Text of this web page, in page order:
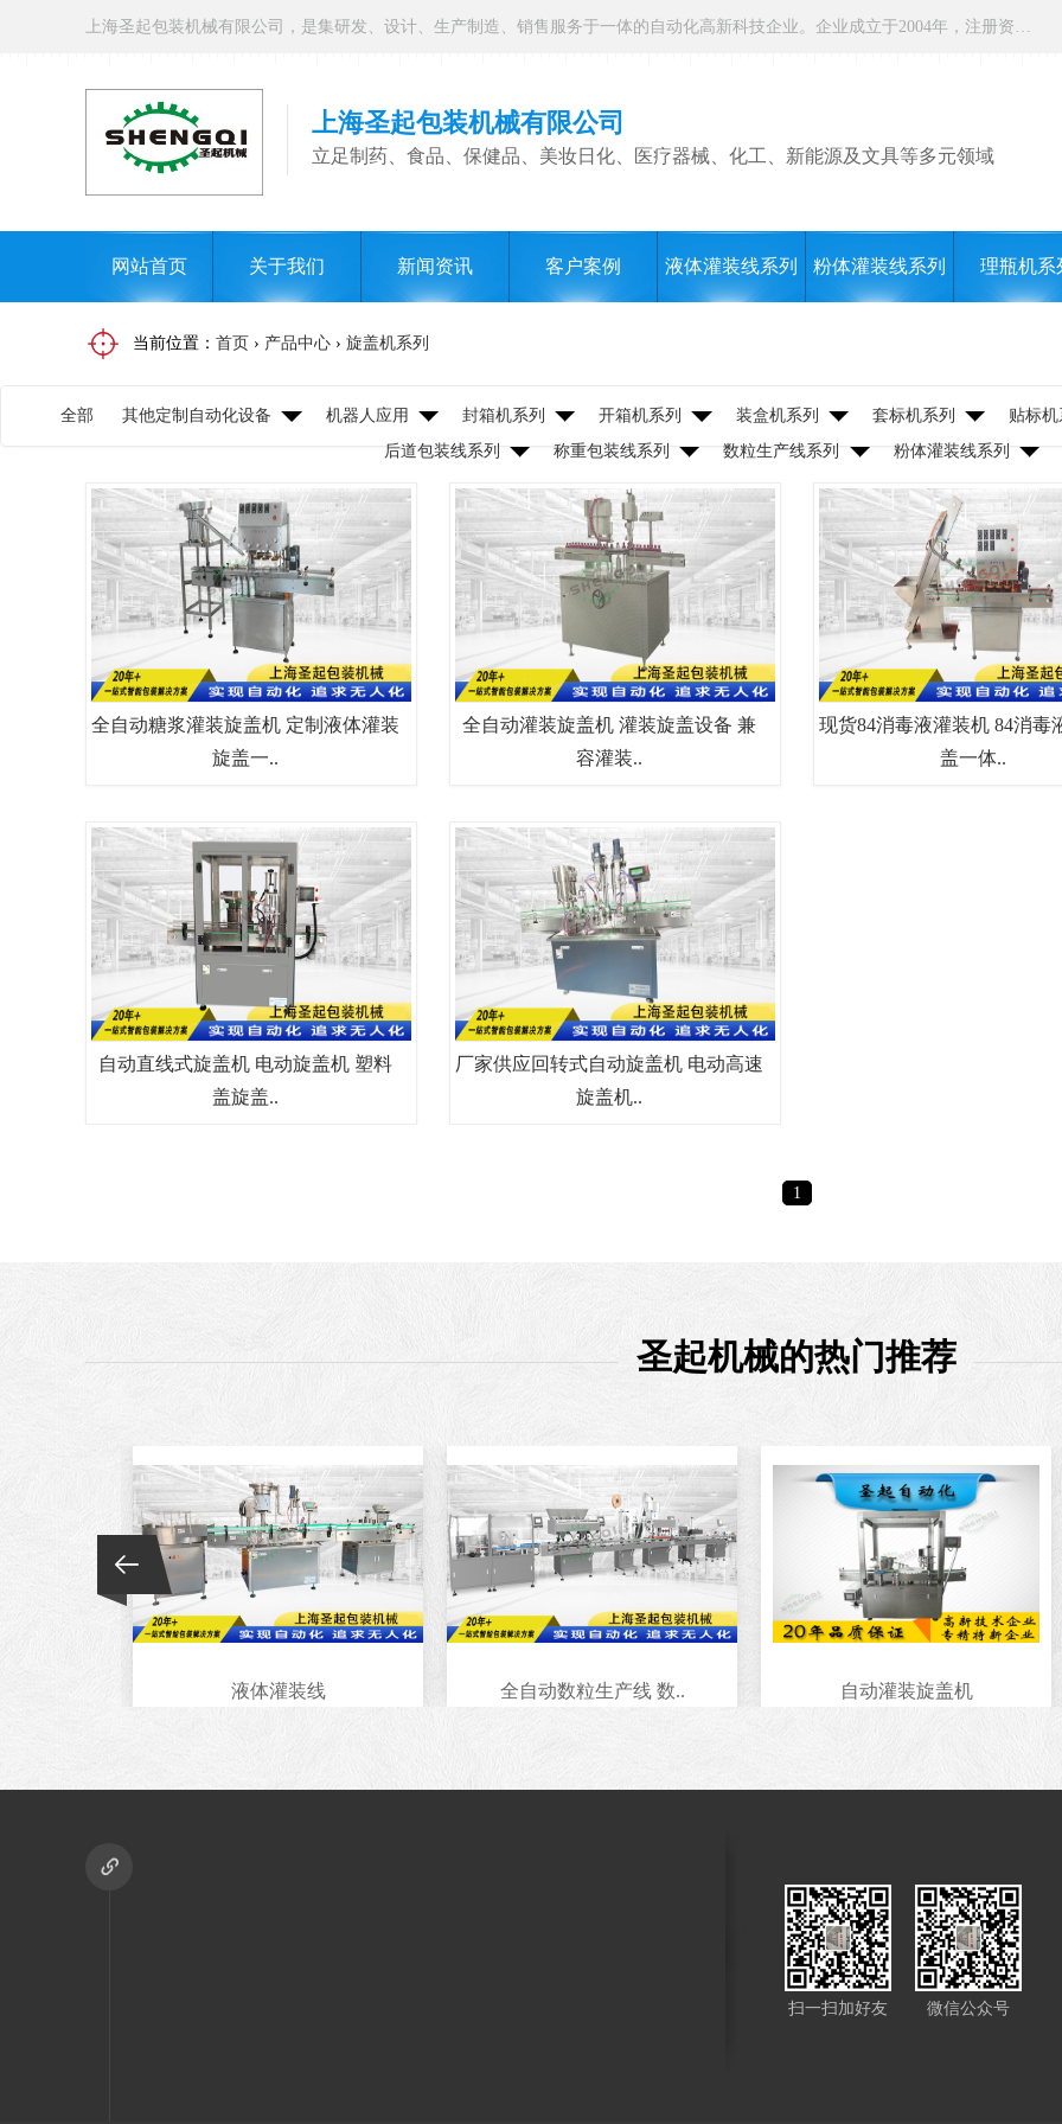
上海圣起包装机械有限公司，是集研发、设计、生产制造、销售服务于一体的自动化高新科技企业。企业成立于2004年，注册资本1000万元，总占地面积约15000平方。 企业发展二十余年以来，一直专注于自动化设备这一朝阳行业，致力于为制药、食品、日化、化工、物流、仓储等行业提供一站式智能包装解决方案。服务用户覆盖全国各省市以及海内外，产品远销全球，2024 年度总产值9000万。
上海圣起包装机械有限公司
立足制药、食品、保健品、美妆日化、医疗器械、化工、新能源及文具等多元领域
网站首页 关于我们 新闻资讯 客户案例 液体灌装线系列 粉体灌装线系列 理瓶机系
当前位置： 首页 › 产品中心 › 旋盖机系列
全部 其他定制自动化设备 机器人应用 封箱机系列 开箱机系列 装盒机系列 套标机系列 贴标机
后道包装线系列
称重包装线系列 数粒生产线系列 粉体灌装线系列
全自动糖浆灌装旋盖机 定制液体灌装
旋盖一..
全自动灌装旋盖机 灌装旋盖设备 兼
容灌装..
现货84消毒液灌装机 84消毒
盖一体..
自动直线式旋盖机 电动旋盖机 塑料
盖旋盖..
厂家供应回转式自动旋盖机 电动高速
旋盖机..
1
圣起机械的热门推荐
液体灌装线 全自动数粒生产线 数.. 自动灌装旋盖机
扫一扫加好友 微信公众号